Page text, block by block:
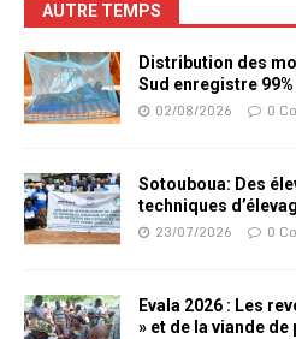
AUTRE TEMPS
Distribution des
Sud enregistre
02/08/2026 0
Sotouboua: Des
techniques
23/07/2026 0
Evala 2026 : Les
» et de la viande